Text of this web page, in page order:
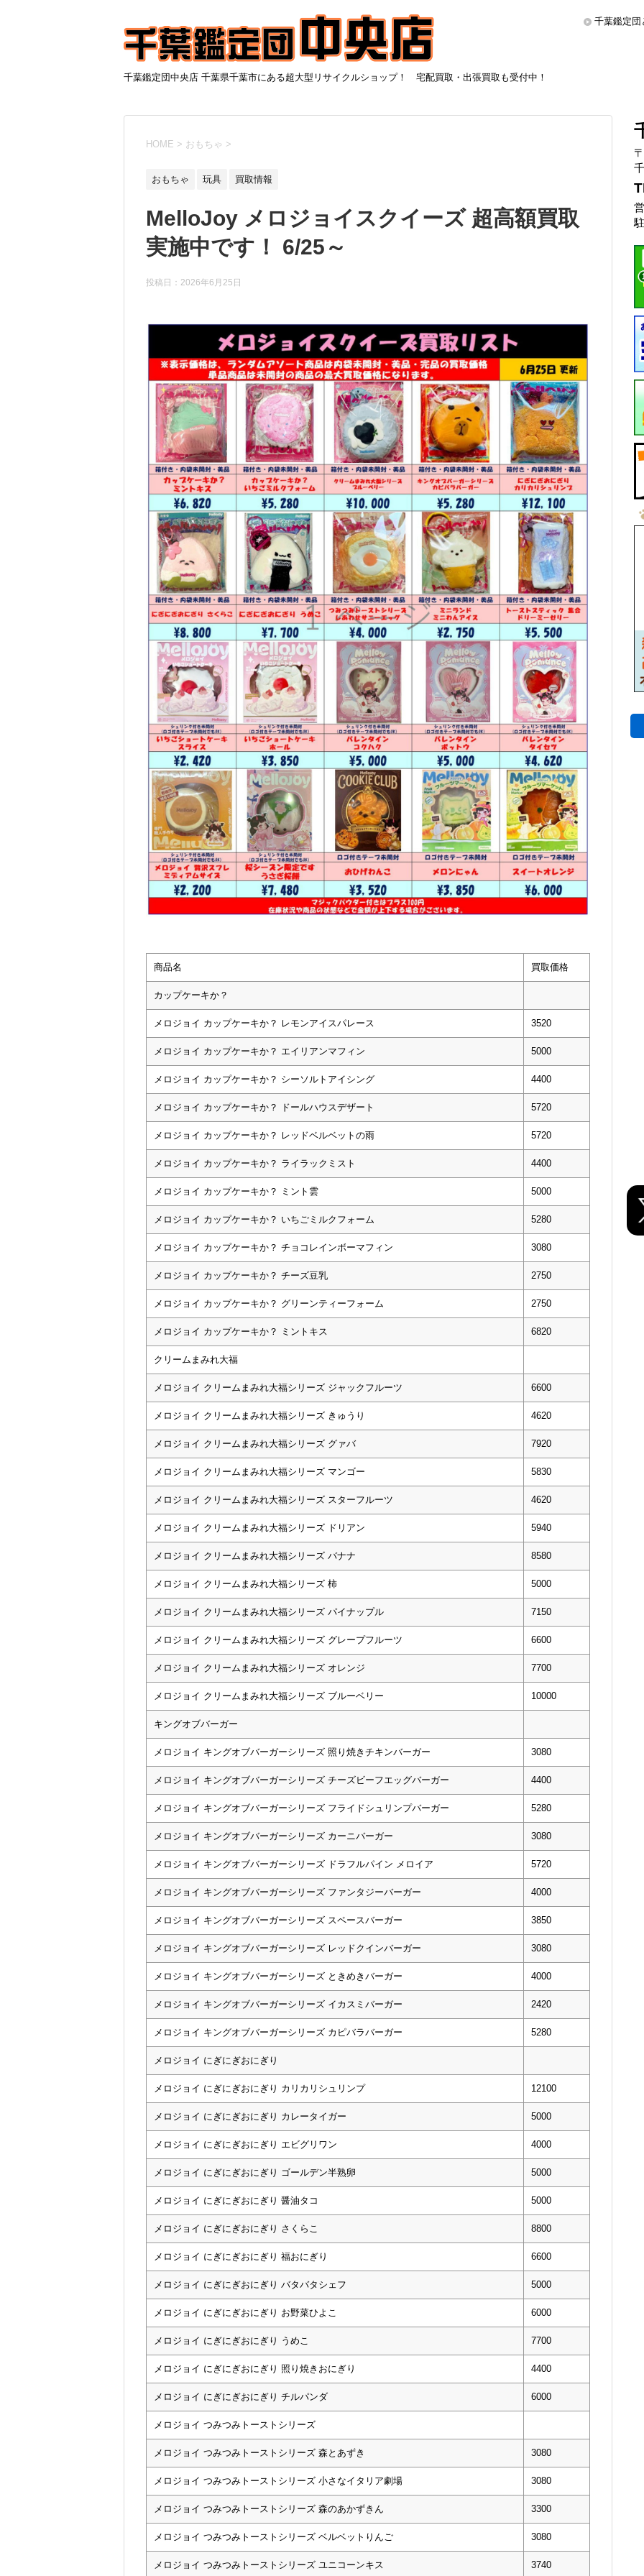
千葉鑑定団中央店 千葉県千葉市にある超大型リサイクルショップ！ 宅配買取・出張買取も受付中！
千葉鑑定団
HOME > おもちゃ >
おもちゃ 玩具 買取情報
MelloJoy メロジョイスクイーズ 超高額買取
実施中です！ 6/25～
投稿日： 2026年6月25日
商品名 買取価格
カップケーキか？
メロジョイ カップケーキか？ レモンアイスパレース 3520
メロジョイ カップケーキか？ エイリアンマフィン 5000
メロジョイ カップケーキか？ シーソルトアイシング 4400
メロジョイ カップケーキか？ ドールハウスデザート 5720
メロジョイ カップケーキか？ レッドベルベットの雨 5720
メロジョイ カップケーキか？ ライラックミスト 4400
メロジョイ カップケーキか？ ミント雲 5000
メロジョイ カップケーキか？ いちごミルクフォーム 5280
メロジョイ カップケーキか？ チョコレインボーマフィン 3080
メロジョイ カップケーキか？ チーズ豆乳 2750
メロジョイ カップケーキか？ グリーンティーフォーム 2750
メロジョイ カップケーキか？ ミントキス 6820
クリームまみれ大福
メロジョイ クリームまみれ大福シリーズ ジャックフルーツ 6600
メロジョイ クリームまみれ大福シリーズ きゅうり 4620
メロジョイ クリームまみれ大福シリーズ グァバ 7920
メロジョイ クリームまみれ大福シリーズ マンゴー 5830
メロジョイ クリームまみれ大福シリーズ スターフルーツ 4620
メロジョイ クリームまみれ大福シリーズ ドリアン 5940
メロジョイ クリームまみれ大福シリーズ バナナ 8580
メロジョイ クリームまみれ大福シリーズ 柿 5000
メロジョイ クリームまみれ大福シリーズ パイナップル 7150
メロジョイ クリームまみれ大福シリーズ グレープフルーツ 6600
メロジョイ クリームまみれ大福シリーズ オレンジ 7700
メロジョイ クリームまみれ大福シリーズ ブルーベリー 10000
キングオブバーガー
メロジョイ キングオブバーガーシリーズ 照り焼きチキンバーガー 3080
メロジョイ キングオブバーガーシリーズ チーズビーフエッグバーガー 4400
メロジョイ キングオブバーガーシリーズ フライドシュリンプバーガー 5280
メロジョイ キングオブバーガーシリーズ カーニバーガー 3080
メロジョイ キングオブバーガーシリーズ ドラフルパイン メロイア 5720
メロジョイ キングオブバーガーシリーズ ファンタジーバーガー 4000
メロジョイ キングオブバーガーシリーズ スペースバーガー 3850
メロジョイ キングオブバーガーシリーズ レッドクインバーガー 3080
メロジョイ キングオブバーガーシリーズ ときめきバーガー 4000
メロジョイ キングオブバーガーシリーズ イカスミバーガー 2420
メロジョイ キングオブバーガーシリーズ カピバラバーガー 5280
メロジョイ にぎにぎおにぎり
メロジョイ にぎにぎおにぎり カリカリシュリンプ 12100
メロジョイ にぎにぎおにぎり カレータイガー 5000
メロジョイ にぎにぎおにぎり エビグリワン 4000
メロジョイ にぎにぎおにぎり ゴールデン半熟卵 5000
メロジョイ にぎにぎおにぎり 醤油タコ 5000
メロジョイ にぎにぎおにぎり さくらこ 8800
メロジョイ にぎにぎおにぎり 福おにぎり 6600
メロジョイ にぎにぎおにぎり バタバタシェフ 5000
メロジョイ にぎにぎおにぎり お野菜ひよこ 6000
メロジョイ にぎにぎおにぎり うめこ 7700
メロジョイ にぎにぎおにぎり 照り焼きおにぎり 4400
メロジョイ にぎにぎおにぎり チルパンダ 6000
メロジョイ つみつみトーストシリーズ
メロジョイ つみつみトーストシリーズ 森とあずき 3080
メロジョイ つみつみトーストシリーズ 小さなイタリア劇場 3080
メロジョイ つみつみトーストシリーズ 森のあかずきん 3300
メロジョイ つみつみトーストシリーズ ベルベットりんご 3080
メロジョイ つみつみトーストシリーズ ユニコーンキス 3740